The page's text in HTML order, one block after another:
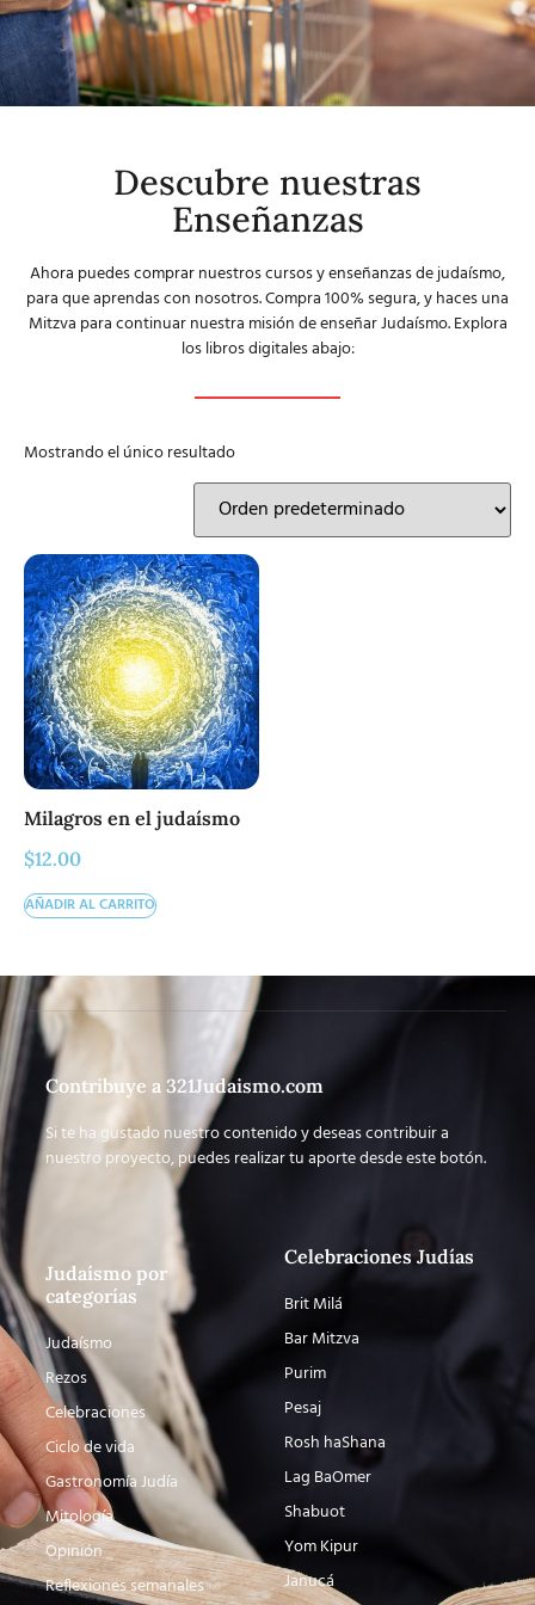
Descubre nuestras
Enseñanzas
Ahora puedes comprar nuestros cursos y enseñanzas de judaísmo,
para que aprendas con nosotros. Compra 100% segura, y haces una
Mitzva para continuar nuestra misión de enseñar Judaísmo. Explora
los libros digitales abajo:
Mostrando el único resultado
Milagros en el judaísmo
$12.00
AÑADIR AL CARRITO
Contribuye a 321Judaismo.com
Si te ha gustado nuestro contenido y deseas contribuir a
nuestro proyecto, puedes realizar tu aporte desde este botón.
Judaísmo por
categorías
Judaísmo
Rezos
Celebraciones
Ciclo de vida
Gastronomía Judía
Mitología
Opinión
Reflexiones semanales
Celebraciones Judías
Brit Milá
Bar Mitzva
Purim
Pesaj
Rosh haShana
Lag BaOmer
Shabuot
Yom Kipur
Janucá